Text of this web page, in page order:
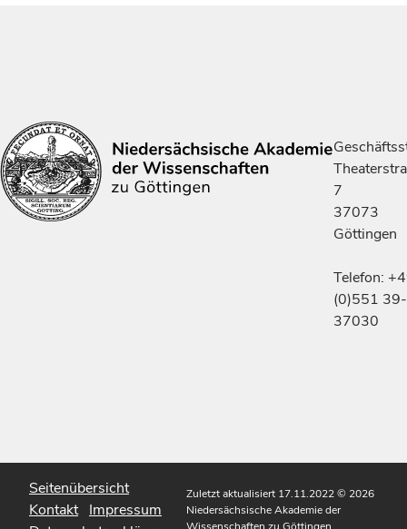
7
37073
Göttingen
Telefon:
(0)551 39-
37030
Seitenübersicht
Kontakt Impressum
Zuletzt aktualisiert 17.11.2022© 2026
Niedersächsische Akademie der